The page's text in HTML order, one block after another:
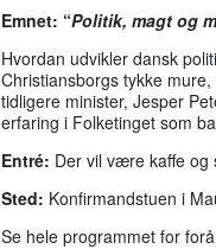
Emnet: “Politik, magt og
Hvordan udvikler dansk
Christiansborgs tykke
tidligere minister, Jesper
erfaring i Folketinget som
Entré: Der vil være kaffe og
Sted: Konfirmandstuen i
Se hele programmet for